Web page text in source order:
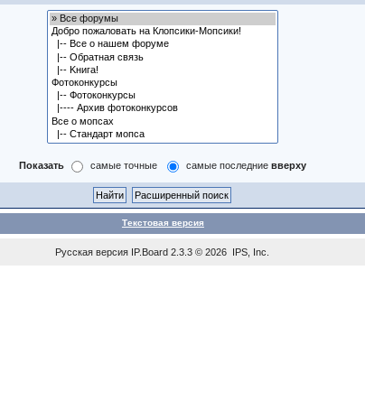
Показать самые точные самые последние вверху
Текстовая версия
Русская версия IP.Board 2.3.3 © 2026 IPS, Inc